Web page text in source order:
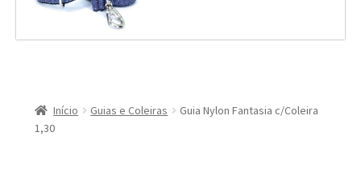
Início Guias e Coleiras
Guia Nylon Fantasia c/Coleira
1,30